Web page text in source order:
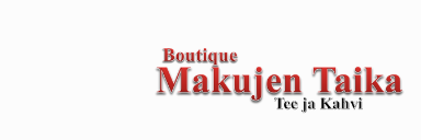
Siirry
navigointiin
Siirry
sisältöön